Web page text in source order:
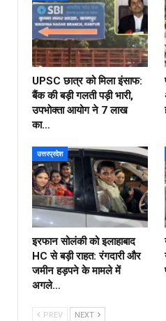
UPSC छात्र को मिला इंसाफ:
बैंक की बड़ी गलती पड़ी भारी,
उपभोक्ता आयोग ने ₹7 लाख
का…
उत्तरप्रदेश
इरफान सोलंकी को इलाहाबाद
HC से बड़ी राहत: रंगदारी और
जमीन हड़पने के मामले में
अगले…
PREV NEXT